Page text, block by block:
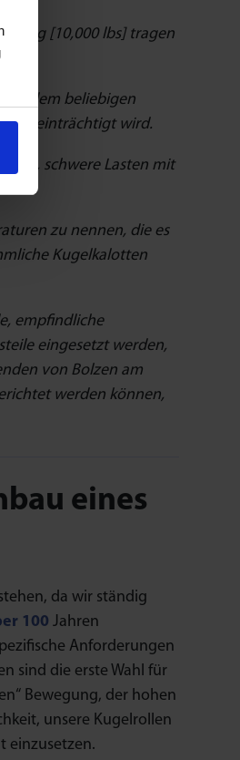
kg [10,000 lbs] tragen
in jedem beliebigen
beeinträchtigt wird.
schwere Lasten mit
zu nennen, die es
Kugelkalotten
empfindliche
eingesetzt werden,
von Bolzen am
werden können,
eines
da wir ständig
100 Jahren
Anforderungen
sind die erste Wahl für
Bewegung, der hohen
unsere Kugelrollen
einzusetzen.